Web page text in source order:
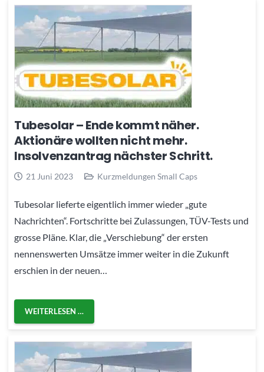
Tubesolar – Ende kommt näher.
Aktionäre wollten nicht mehr.
Insolvenzantrag nächster Schritt.
21 Juni 2023 Kurzmeldungen Small Caps
Tubesolar lieferte eigentlich immer wieder „gute
Nachrichten“. Fortschritte bei Zulassungen, TÜV-Tests und
grosse Pläne. Klar, die „Verschiebung“ der ersten
nennenswerten Umsätze immer weiter in die Zukunft
erschien in der neuen…
WEITERLESEN …